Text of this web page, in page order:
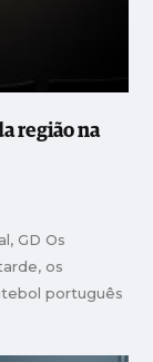
região na
GD Os
os
português